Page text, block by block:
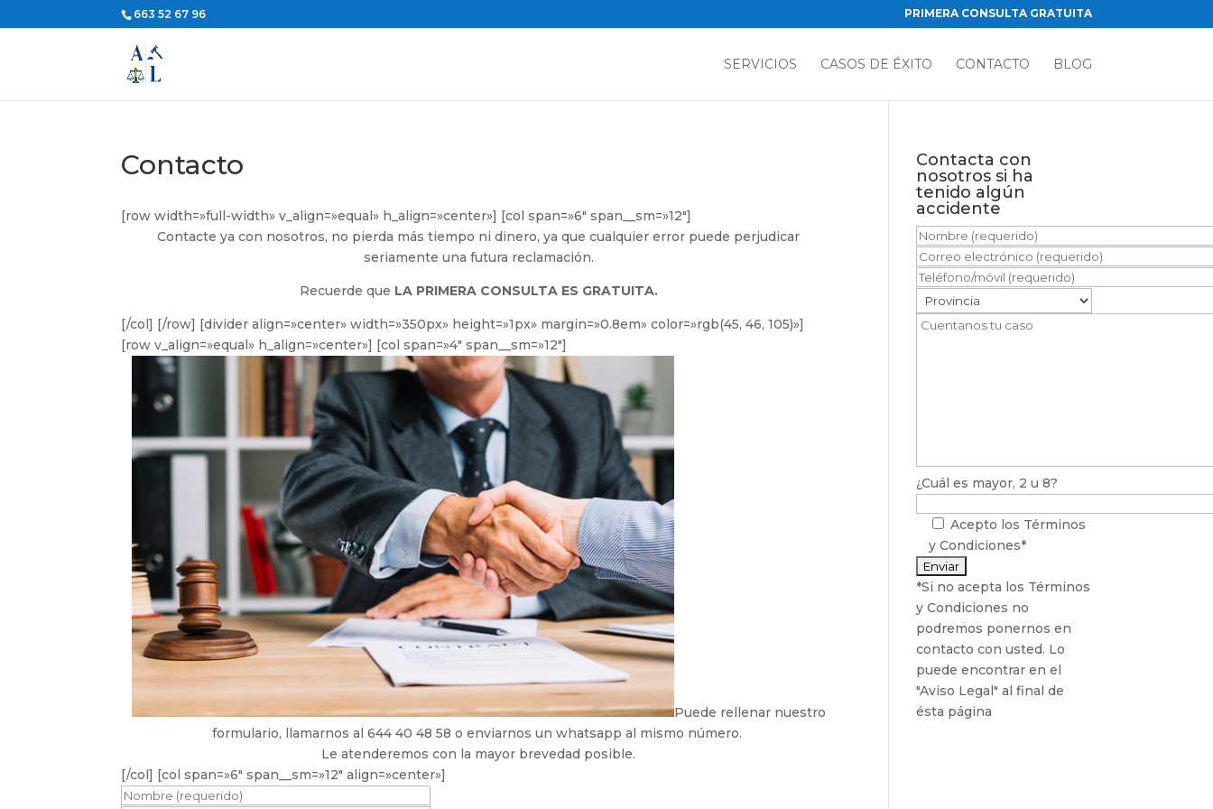
663 52 67 96 PRIMERA CONSULTA GRATUITA
SERVICIOS CASOS DE ÉXITO CONTACTO BLOG
Contacto
[row width=»full-width» v_align=»equal» h_align=»center»] [col span=»6″ span__sm=»12″]
Contacte ya con nosotros, no pierda más tiempo ni dinero, ya que cualquier error puede perjudicar
seriamente una futura reclamación.
Recuerde que LA PRIMERA CONSULTA ES GRATUITA.
[/col] [/row] [divider align=»center» width=»350px» height=»1px» margin=»0.8em» color=»rgb(45, 46, 105)»]
[row v_align=»equal» h_align=»center»] [col span=»4″ span__sm=»12″]
Puede rellenar nuestro
formulario, llamarnos al 644 40 48 58 o enviarnos un whatsapp al mismo número.
Le atenderemos con la mayor brevedad posible.
[/col] [col span=»6″ span__sm=»12″ align=»center»]
Contacta con
nosotros si ha
tenido algún
accidente
¿Cuál es mayor, 2 u 8?
Acepto los Términos
y Condiciones*
*Si no acepta los Términos
y Condiciones no
podremos ponernos en
contacto con usted. Lo
puede encontrar en el
"Aviso Legal" al final de
ésta página